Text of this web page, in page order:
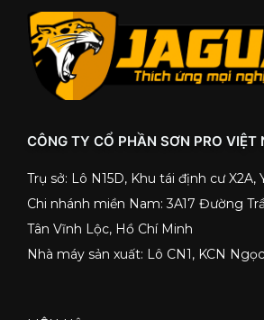
CÔNG TY CỔ PHẦN SƠN PRO VIỆT
Trụ sở: Lô N15D, Khu tái định cư X2A,
Chi nhánh miền Nam: 3A17 Đường
Tân Vĩnh Lộc, Hồ Chí Minh
Nhà máy sản xuất: Lô CN1, KCN